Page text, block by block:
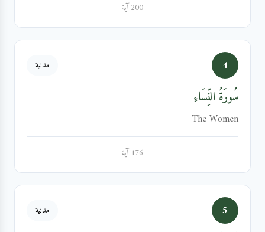
200 آية
4 مدنية
سُورَةُ النِّسَاءِ
The Women
176 آية
5 مدنية